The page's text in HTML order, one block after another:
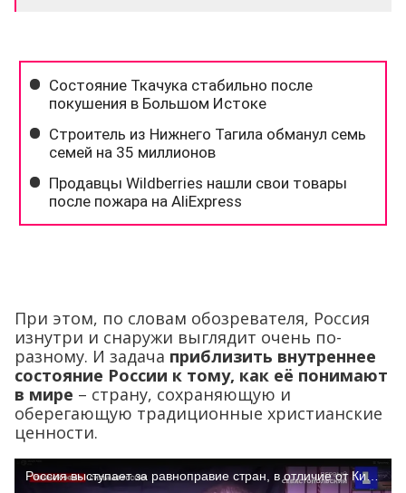
При этом, по словам обозревателя, Россия
изнутри и снаружи выглядит очень по-
разному. И задача приблизить внутреннее
состояние России к тому, как её понимают
в мире – страну, сохраняющую и
оберегающую традиционные христианские
ценности.